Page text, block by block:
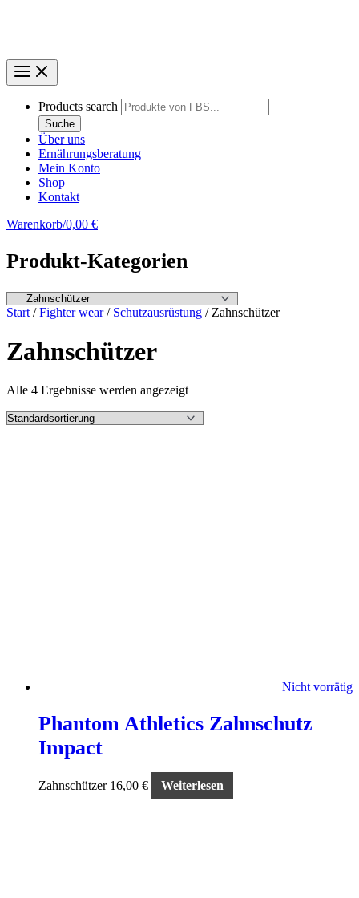
Products search
Suche
Über uns
Ernährungsberatung
Mein Konto
Shop
Kontakt
Warenkorb/0,00 €
Produkt-Kategorien
Start /Fighter wear/ Schutzausrüstung / Zahnschützer
Zahnschützer
Alle 4 Ergebnisse werden angezeigt
Nicht vorrätig
Phantom Athletics Zahnschutz
Impact
Zahnschützer 16,00 € Weiterlesen